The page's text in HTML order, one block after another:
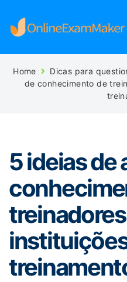
Home Dicas para
de conhecimento de
5 ideias de